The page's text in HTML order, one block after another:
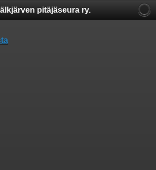
pitäjäseura ry.